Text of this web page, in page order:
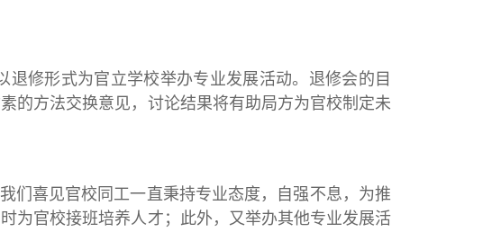
形式为官立学校举办专业发展活动。退修会的目
的方法交换意见，讨论结果将有助局方为官校制定未
喜见官校同工一直秉持专业态度，自强不息，为推
为官校接班培养人才；此外，又举办其他专业发展活